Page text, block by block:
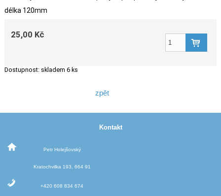
délka 120mm
25,00 Kč
Dostupnost: skladem 6 ks
zpět
Kontakt
Petr Holejšovský
Kratochvilka 193, 664 91
+420 608 834 674